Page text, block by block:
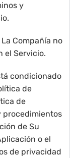
y
Compañía no
el Servicio.
condicionado
de
de
procedimientos
de Su
o el
de privacidad